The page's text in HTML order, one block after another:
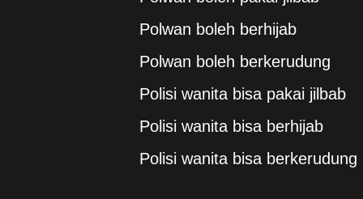
Polwan boleh berhijab
Polwan boleh berkerudung
Polisi wanita bisa pakai jilbab
Polisi wanita bisa berhijab
Polisi wanita bisa berkerudung